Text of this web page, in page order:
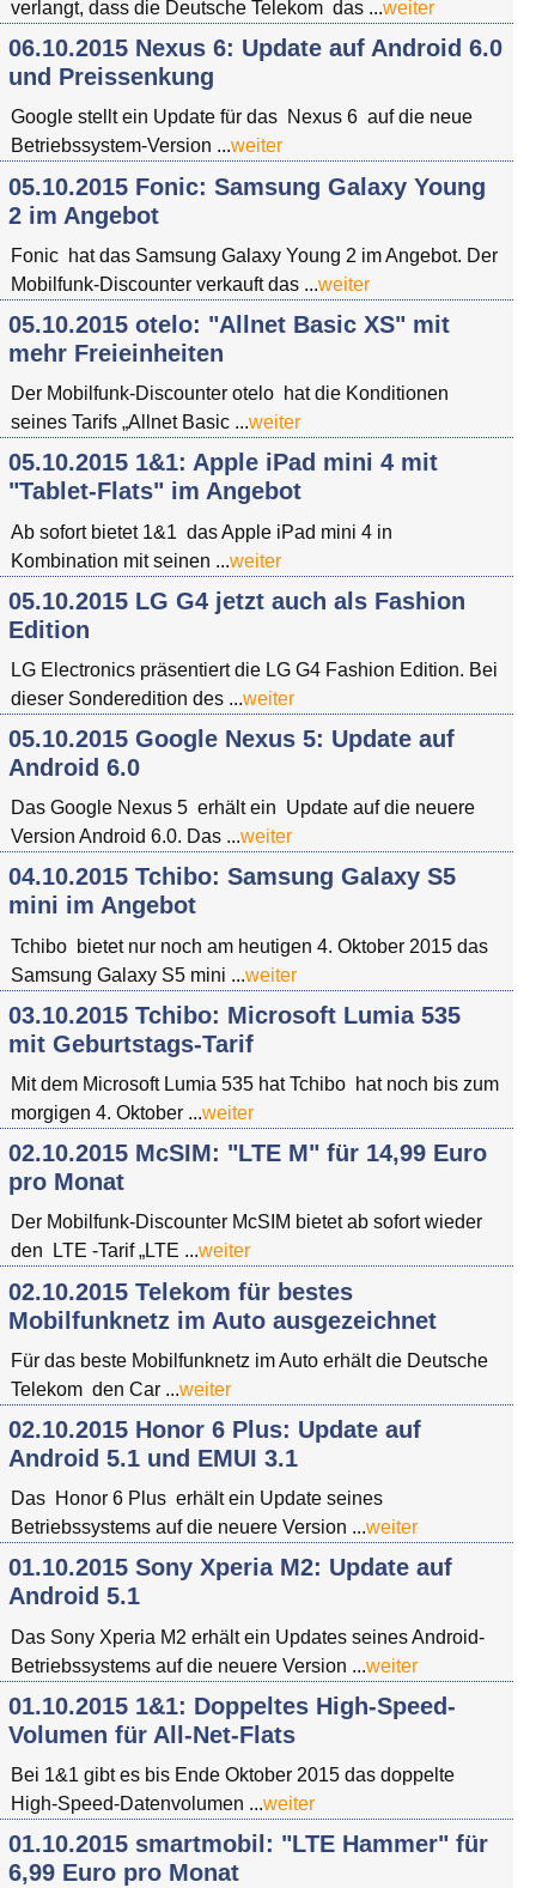
verlangt, dass die Deutsche Telekom das ...weiter
06.10.2015 Nexus 6: Update auf Android 6.0
und Preissenkung
Google stellt ein Update für das Nexus 6 auf die neue
Betriebssystem-Version ...weiter
05.10.2015 Fonic: Samsung Galaxy Young
2 im Angebot
Fonic hat das Samsung Galaxy Young 2 im Angebot. Der
Mobilfunk-Discounter verkauft das ...weiter
05.10.2015 otelo: "Allnet Basic XS" mit
mehr Freieinheiten
Der Mobilfunk-Discounter otelo hat die Konditionen
seines Tarifs „Allnet Basic ...weiter
05.10.2015 1&1: Apple iPad mini 4 mit
"Tablet-Flats" im Angebot
Ab sofort bietet 1&1 das Apple iPad mini 4 in
Kombination mit seinen ...weiter
05.10.2015 LG G4 jetzt auch als Fashion
Edition
LG Electronics präsentiert die LG G4 Fashion Edition. Bei
dieser Sonderedition des ...weiter
05.10.2015 Google Nexus 5: Update auf
Android 6.0
Das Google Nexus 5 erhält ein Update auf die neuere
Version Android 6.0. Das ...weiter
04.10.2015 Tchibo: Samsung Galaxy S5
mini im Angebot
Tchibo bietet nur noch am heutigen 4. Oktober 2015 das
Samsung Galaxy S5 mini ...weiter
03.10.2015 Tchibo: Microsoft Lumia 535
mit Geburtstags-Tarif
Mit dem Microsoft Lumia 535 hat Tchibo hat noch bis zum
morgigen 4. Oktober ...weiter
02.10.2015 McSIM: "LTE M" für 14,99 Euro
pro Monat
Der Mobilfunk-Discounter McSIM bietet ab sofort wieder
den LTE -Tarif „LTE ...weiter
02.10.2015 Telekom für bestes
Mobilfunknetz im Auto ausgezeichnet
Für das beste Mobilfunknetz im Auto erhält die Deutsche
Telekom den Car ...weiter
02.10.2015 Honor 6 Plus: Update auf
Android 5.1 und EMUI 3.1
Das Honor 6 Plus erhält ein Update seines
Betriebssystems auf die neuere Version ...weiter
01.10.2015 Sony Xperia M2: Update auf
Android 5.1
Das Sony Xperia M2 erhält ein Updates seines Android-
Betriebssystems auf die neuere Version ...weiter
01.10.2015 1&1: Doppeltes High-Speed-
Volumen für All-Net-Flats
Bei 1&1 gibt es bis Ende Oktober 2015 das doppelte
High-Speed-Datenvolumen ...weiter
01.10.2015 smartmobil: "LTE Hammer" für
6,99 Euro pro Monat